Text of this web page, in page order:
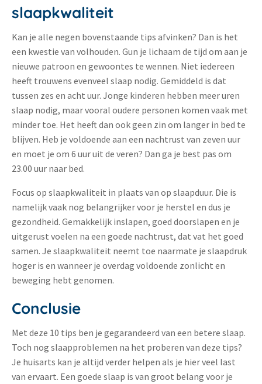
slaapkwaliteit
Kan je alle negen bovenstaande tips afvinken? Dan is het
een kwestie van volhouden. Gun je lichaam de tijd om aan je
nieuwe patroon en gewoontes te wennen. Niet iedereen
heeft trouwens evenveel slaap nodig. Gemiddeld is dat
tussen zes en acht uur. Jonge kinderen hebben meer uren
slaap nodig, maar vooral oudere personen komen vaak met
minder toe. Het heeft dan ook geen zin om langer in bed te
blijven. Heb je voldoende aan een nachtrust van zeven uur
en moet je om 6 uur uit de veren? Dan ga je best pas om
23.00 uur naar bed.
Focus op slaapkwaliteit in plaats van op slaapduur. Die is
namelijk vaak nog belangrijker voor je herstel en dus je
gezondheid. Gemakkelijk inslapen, goed doorslapen en je
uitgerust voelen na een goede nachtrust, dat vat het goed
samen. Je slaapkwaliteit neemt toe naarmate je slaapdruk
hoger is en wanneer je overdag voldoende zonlicht en
beweging hebt genomen.
Conclusie
Met deze 10 tips ben je gegarandeerd van een betere slaap.
Toch nog slaapproblemen na het proberen van deze tips?
Je huisarts kan je altijd verder helpen als je hier veel last
van ervaart. Een goede slaap is van groot belang voor je